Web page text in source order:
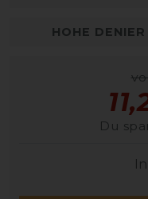
HOHE DENIER
Du